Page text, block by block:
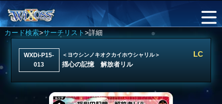
カード検索>サーチリスト>詳細
WXDi-P15-
013
＜ヨウシンノキオクカイホウシャリル＞
揺心の記憶 解放者リル
LC